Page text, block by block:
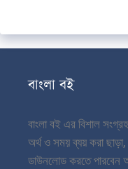
বাংলা বই
বাংলা বই এর বিশাল
অর্থ ও সময় ব্যয় করা ছাড়া,
ডাউনলোড করতে পারবেন